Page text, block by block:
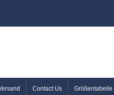
Contact Us Größentabelle